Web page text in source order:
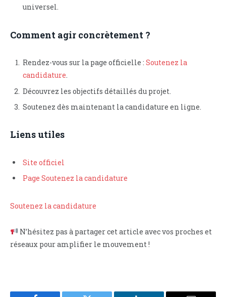
universel.
Comment agir concrètement ?
Rendez-vous sur la page officielle : Soutenez la
candidature.
Découvrez les objectifs détaillés du projet.
Soutenez dès maintenant la candidature en ligne.
Liens utiles
Site officiel
Page Soutenez la candidature
Soutenez la candidature
N’hésitez pas à partager cet article avec vos proches et
réseaux pour amplifier le mouvement !